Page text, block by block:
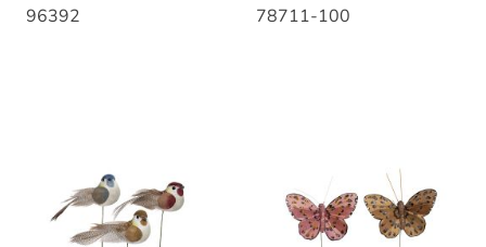
96392 78711-100